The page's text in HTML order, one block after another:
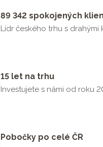
89 342 spokojených
Lídr českého trhu s drahými
15 let na trhu
Investujete s námi od roku
Pobočky po celé ČR